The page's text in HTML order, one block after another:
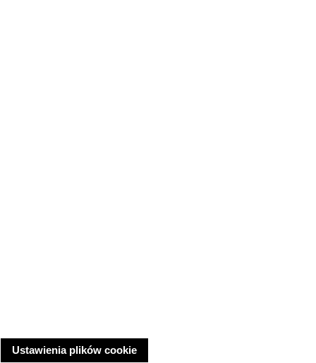
Ustawienia plików cookie